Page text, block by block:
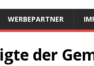
WERBEPARTNER
der